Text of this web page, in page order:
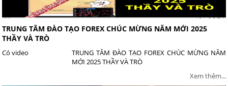
TRUNG TÂM ĐÀO TẠO FOREX CHÚC MỪNG NĂM MỚI 2025
THẦY VÀ TRÒ
TRUNG TÂM ĐÀO TẠO FOREX CHÚC MỪNG NĂM
MỚI 2025 THẦY VÀ TRÒ
Có video
Xem thêm...